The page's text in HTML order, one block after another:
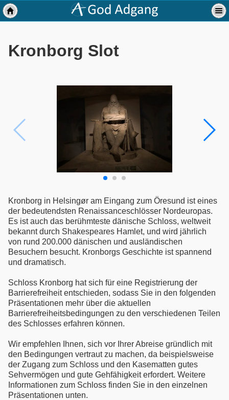
Kronborg Slot
Kronborg in Helsingør am Eingang zum Öresund ist eines
der bedeutendsten Renaissanceschlösser Nordeuropas.
Es ist auch das berühmteste dänische Schloss, weltweit
bekannt durch Shakespeares Hamlet, und wird jährlich
von rund 200.000 dänischen und ausländischen
Besuchern besucht. Kronborgs Geschichte ist spannend
und dramatisch.
Schloss Kronborg hat sich für eine Registrierung der
Barrierefreiheit entschieden, sodass Sie in den folgenden
Präsentationen mehr über die aktuellen
Barrierefreiheitsbedingungen zu den verschiedenen Teilen
des Schlosses erfahren können.
Wir empfehlen Ihnen, sich vor Ihrer Abreise gründlich mit
den Bedingungen vertraut zu machen, da beispielsweise
der Zugang zum Schloss und den Kasematten gutes
Sehvermögen und gute Gehfähigkeit erfordert. Weitere
Informationen zum Schloss finden Sie in den einzelnen
Präsentationen unten.